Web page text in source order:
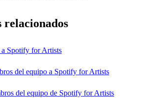
a Spotify for Artists
del equipo a Spotify for Artists
del equipo de Spotify for Artists